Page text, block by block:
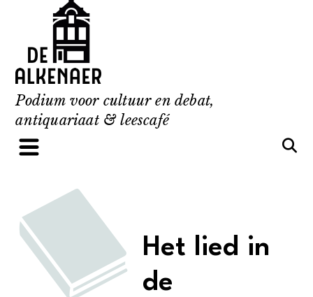
content
Podium voor cultuur en debat,
antiquariaat & leescafé
Het lied in
de